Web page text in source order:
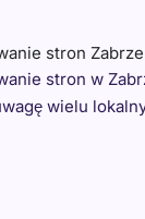
stron Zabrze
stron w
wielu